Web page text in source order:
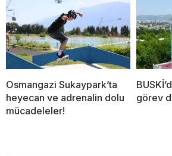
Osmangazi Sukaypark’ta
heyecan ve adrenalin dolu
mücadeleler!
görev